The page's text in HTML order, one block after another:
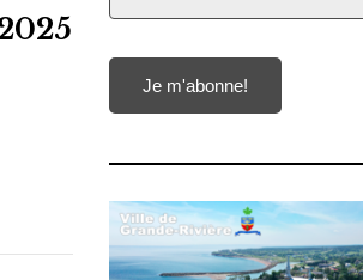
Je m'abonne!